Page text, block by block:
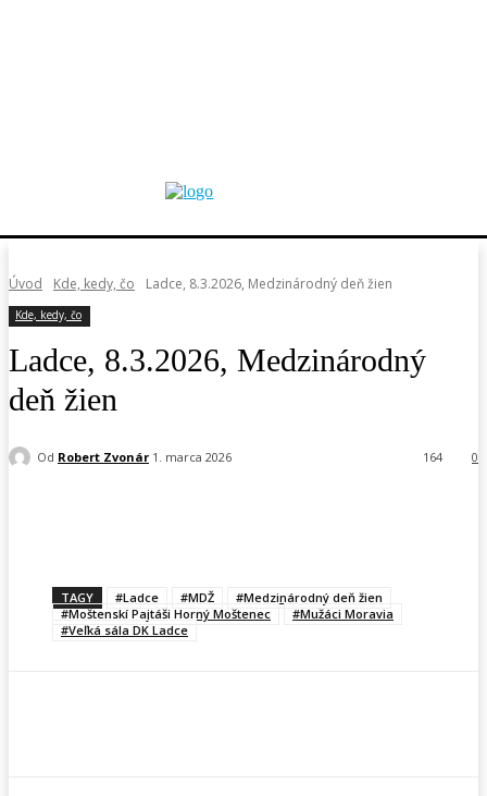
Úvod Kde, kedy, čo Ladce, 8.3.2026, Medzinárodný deň žien
Kde, kedy, čo
Ladce, 8.3.2026, Medzinárodný
deň žien
Od Robert Zvonár 1. marca 2026 0
164
TAGY #Ladce #MDŽ
#Medzinárodný deň žien
#Moštenskí Pajtáši Horný Moštenec
#Mužáci Moravia
#Veľká sála DK Ladce